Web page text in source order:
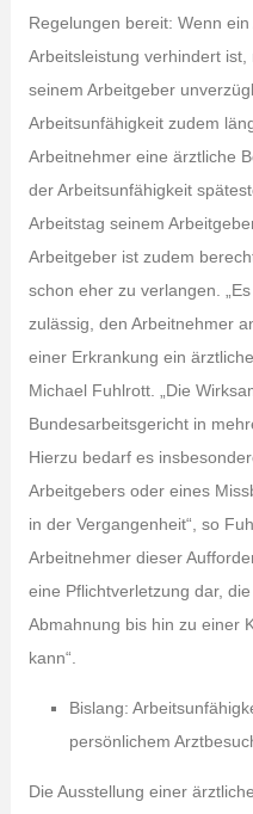
Regelungen bereit: Wenn
Arbeitsleistung verhindert
seinem Arbeitgeber
Arbeitsunfähigkeit zudem
Arbeitnehmer eine ärztliche
der Arbeitsunfähigkeit
Arbeitstag seinem
Arbeitgeber ist zudem
schon eher zu verlangen.
zulässig, den Arbeitnehmer
einer Erkrankung ein
Michael Fuhlrott. „Die
Bundesarbeitsgericht in
Hierzu bedarf es
Arbeitgebers oder eines
in der Vergangenheit“, so
Arbeitnehmer dieser
eine Pflichtverletzung dar,
Abmahnung bis hin zu einer
kann“.
Bislang:
persönlichem
Die Ausstellung einer